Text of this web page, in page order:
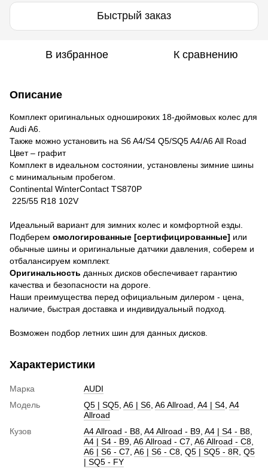
Быстрый заказ
В избранное К сравнению
Описание
Комплект оригинальных одношироких 18-дюймовых колес для
Audi A6.
Также можно установить на S6 A4/S4 Q5/SQ5 A4/A6 All Road
Цвет – графит
Комплект в идеальном состоянии, установлены зимние шины
с минимальным пробегом.
Continental WinterContact TS870P
​​ 225/55 R18 102V
Идеальный вариант для зимних колес и комфортной езды.
Подберем омологированные [сертифицированные] или
обычные шины и оригинальные датчики давления, соберем и
отбалансируем комплект.
Оригинальность данных дисков обеспечивает гарантию
качества и безопасности на дороге.
Наши преимущества перед официальным дилером - цена,
наличие, быстрая доставка и индивидуальный подход.
Возможен подбор летних шин для данных дисков.
Характеристики
Марка
AUDI
Модель
Q5 | SQ5 A6 | S6 A6 Allroad A4 | S4 A4
Allroad
Кузов
A4 Allroad - B8 A4 Allroad - B9 A4 | S4 - B8
A4 | S4 - B9 A6 Allroad - C7 A6 Allroad - C8
A6 | S6 - C7 A6 | S6 - C8 Q5 | SQ5 - 8R Q5
| SQ5 - FY